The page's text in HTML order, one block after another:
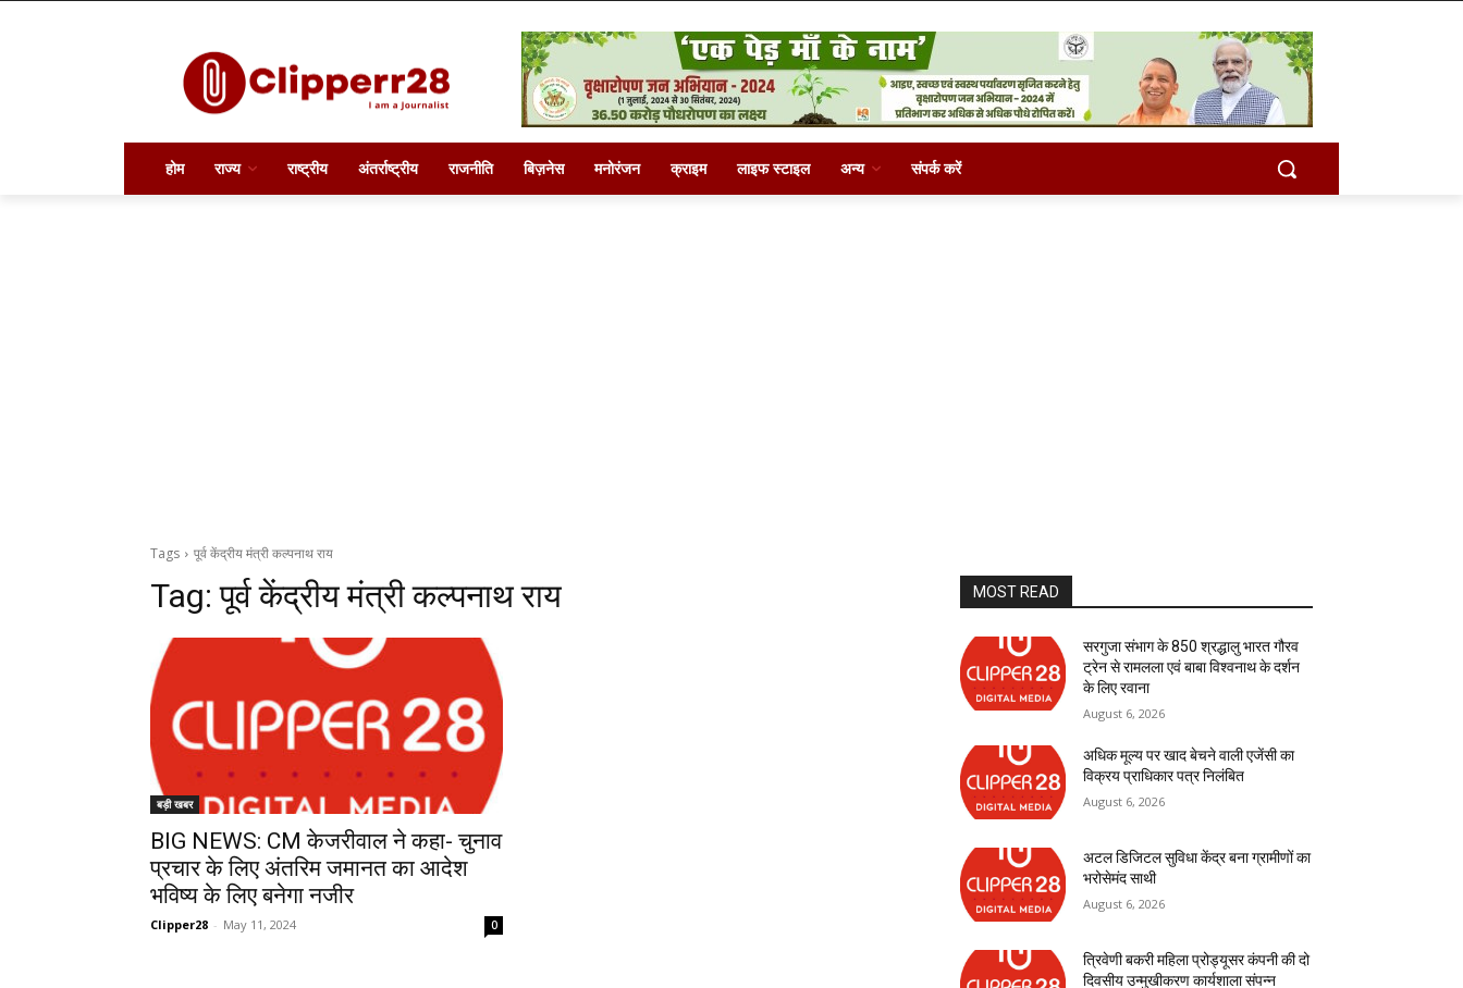
होम राज्य राष्ट्रीय अंतर्राष्ट्रीय राजनीति बिज़नेस मनोरंजन क्राइम लाइफ स्टाइल अन्य संपर्क करें
Tags पूर्व केंद्रीय मंत्री कल्पनाथ राय
Tag:पूर्व केंद्रीय मंत्री कल्पनाथ राय
बड़ी खबर
BIG NEWS: CM केजरीवाल ने कहा- चुनाव
प्रचार के लिए अंतरिम जमानत का आदेश
भविष्य के लिए बनेगा नजीर
Clipper28 - May 11, 2024 0
MOST READ
सरगुजा संभाग के 850 श्रद्धालु भारत गौरव
ट्रेन से रामलला एवं बाबा विश्वनाथ के दर्शन
के लिए रवाना
August 6, 2026
अधिक मूल्य पर खाद बेचने वाली एजेंसी का
विक्रय प्राधिकार पत्र निलंबित
August 6, 2026
अटल डिजिटल सुविधा केंद्र बना ग्रामीणों का
भरोसेमंद साथी
August 6, 2026
त्रिवेणी बकरी महिला प्रोड्यूसर कंपनी की दो
दिवसीय उन्मुखीकरण कार्यशाला संपन्न